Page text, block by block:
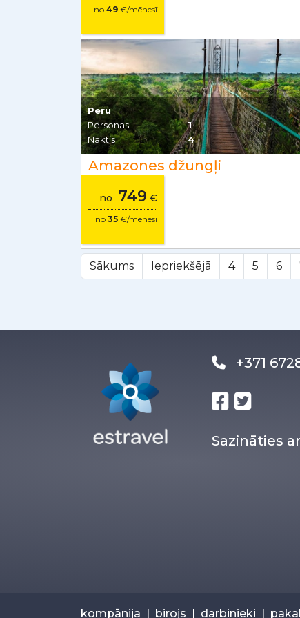
no 49 €/mēnesī
Peru
Personas
1
Naktis
4
Amazones džungļi
no 749 €
no 35 €/mēnesī
Sākums Iepriekšējā 4 5 6
+371
Sazināties
kompānija | birojs | darbinieki |